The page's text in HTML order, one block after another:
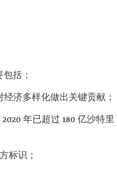
括：
济多样化做出关键贡献；
年已超过 180 亿沙特里
标识；